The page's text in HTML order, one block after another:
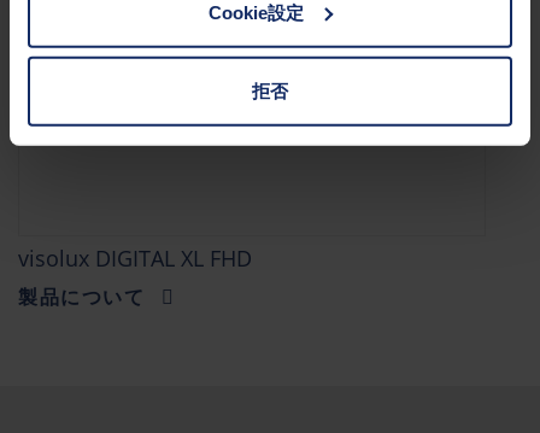
Cookie設定
拒否
visolux DIGITAL XL FHD
製品について